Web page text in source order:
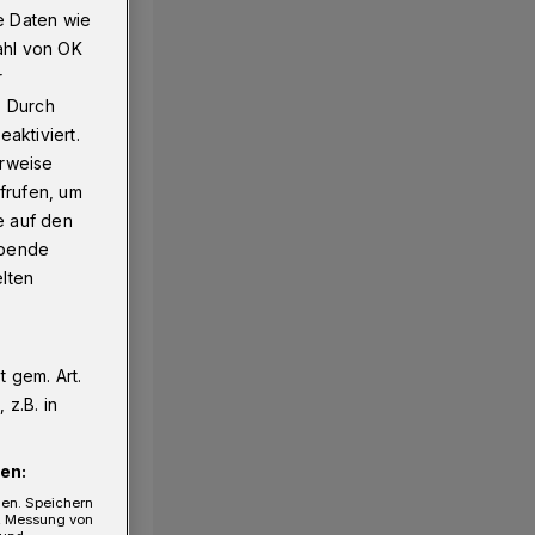
Daten wie
von OK
Durch
um
auf den
gem. Art.
z.B. in
Speichern
von